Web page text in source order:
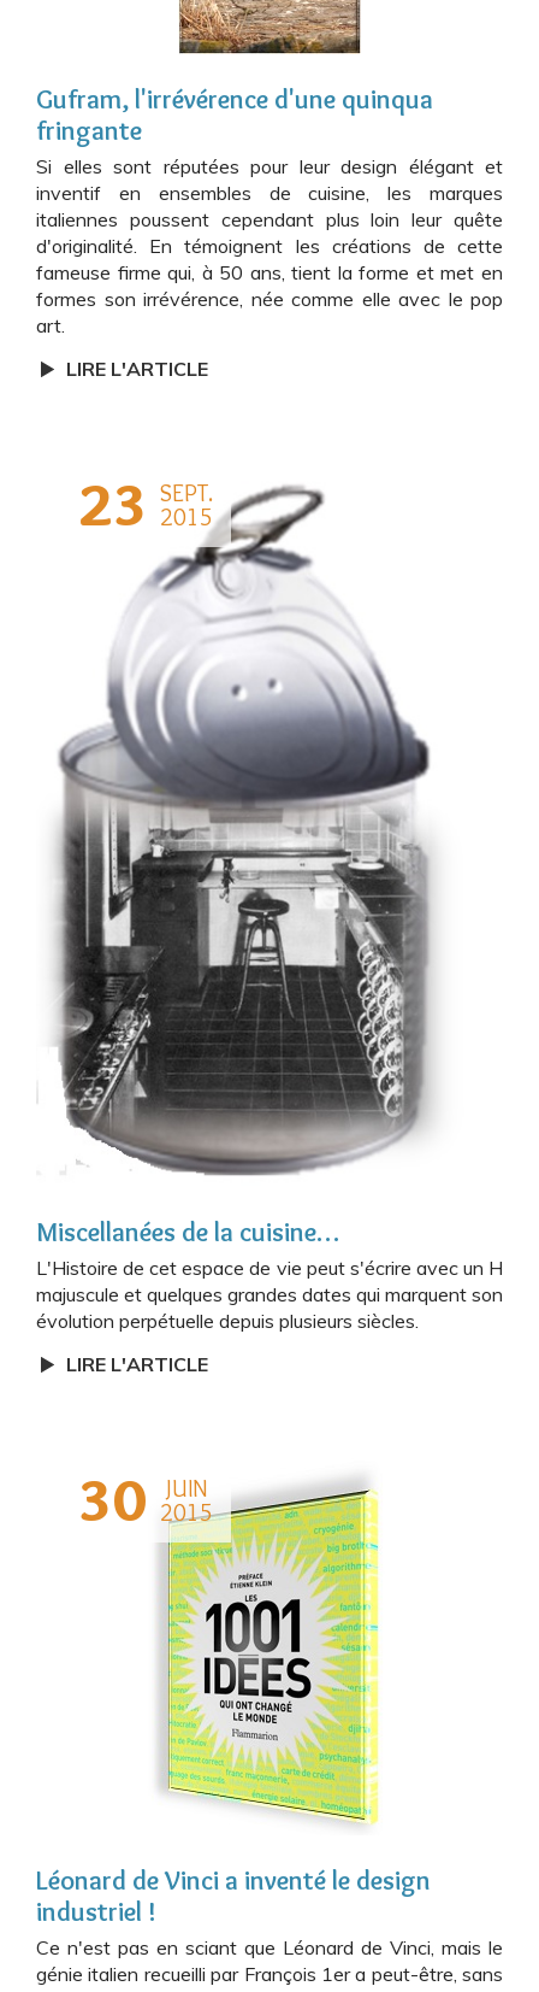
Gufram, l'irrévérence d'une quinqua
fringante
Si elles sont réputées pour leur design élégant et
inventif en ensembles de cuisine, les marques
italiennes poussent cependant plus loin leur quête
d'originalité. En témoignent les créations de cette
fameuse firme qui, à 50 ans, tient la forme et met en
formes son irrévérence, née comme elle avec le pop
art.
LIRE L'ARTICLE
23 SEPT.
2015
Miscellanées de la cuisine…
L'Histoire de cet espace de vie peut s'écrire avec un H
majuscule et quelques grandes dates qui marquent son
évolution perpétuelle depuis plusieurs siècles.
LIRE L'ARTICLE
30
JUIN
2015
Léonard de Vinci a inventé le design
industriel !
Ce n'est pas en sciant que Léonard de Vinci, mais le
génie italien recueilli par François 1er a peut-être, sans